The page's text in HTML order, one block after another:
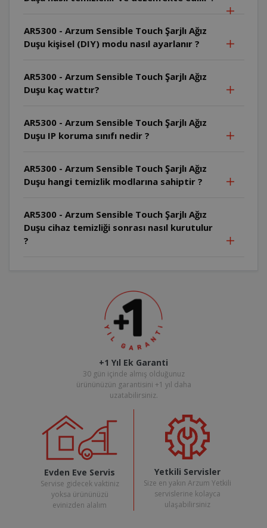
AR5300 - Arzum Sensible Touch Şarjlı Ağız
Duşu kişisel (DIY) modu nasıl ayarlanır ?
AR5300 - Arzum Sensible Touch Şarjlı Ağız
Duşu kaç wattır?
AR5300 - Arzum Sensible Touch Şarjlı Ağız
Duşu IP koruma sınıfı nedir ?
AR5300 - Arzum Sensible Touch Şarjlı Ağız
Duşu hangi temizlik modlarına sahiptir ?
AR5300 - Arzum Sensible Touch Şarjlı Ağız
Duşu cihaz temizliği sonrası nasıl kurutulur
?
+1 Yıl Ek Garanti
30 gün içinde almış olduğunuz
ürününüzün garantisini +1 yıl daha
uzatabilirsiniz.
Evden Eve Servis
Servise gidecek vaktiniz
yoksa ürününüzü
evinizden alalım
Yetkili Servisler
Size en yakın Arzum Yetkili
servislerine kolayca
ulaşabilirsiniz